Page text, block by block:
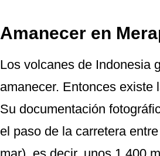
Amanecer en
Los volcanes de Indonesia
amanecer. Entonces existe
Su documentación
el paso de la carretera